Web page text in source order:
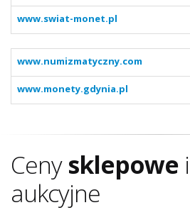
www.swiat-monet.pl
www.numizmatyczny.com
www.monety.gdynia.pl
Cenysklepowe
aukcyjne